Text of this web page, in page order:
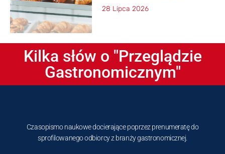
28 Lipca 2026
Kilka słów o "Przeglądzie
Gastronomicznym"
Czasopismo naukowe docierające poprzez prenumeratę do
sprofilowanego odbiorcy z branży gastronomicznej.